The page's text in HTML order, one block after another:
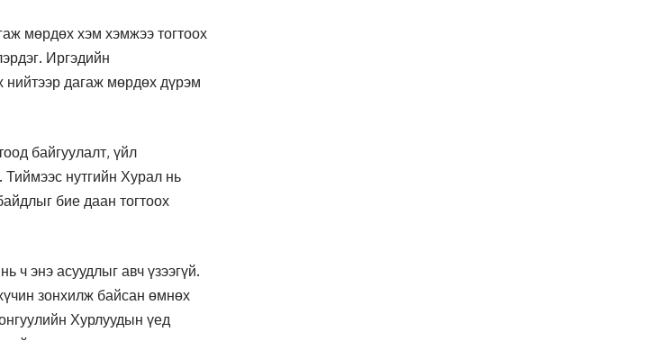
мөрдөх хэм хэмжээ тогтоох
Иргэдийн
нийтээр дагаж мөрдөх дүрэм
байгуулалт, үйл
Тиймээс нутгийн Хурал нь
бие даан тогтоох
ч энэ асуудлыг авч үзээгүй.
зонхилж байсан өмнөх
Хурлуудын үед